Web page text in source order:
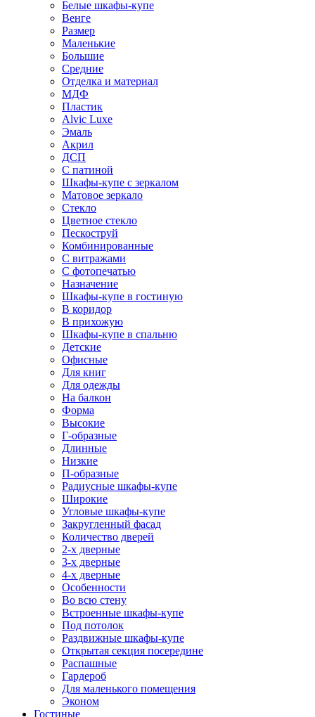
Белые шкафы-купе
Венге
Размер
Маленькие
Большие
Средние
Отделка и материал
МДФ
Пластик
Alvic Luxe
Эмаль
Акрил
ДСП
С патиной
Шкафы-купе с зеркалом
Матовое зеркало
Стекло
Цветное стекло
Пескоструй
Комбинированные
С витражами
С фотопечатью
Назначение
Шкафы-купе в гостиную
В коридор
В прихожую
Шкафы-купе в спальню
Детские
Офисные
Для книг
Для одежды
На балкон
Форма
Высокие
Г-образные
Длинные
Низкие
П-образные
Радиусные шкафы-купе
Широкие
Угловые шкафы-купе
Закругленный фасад
Количество дверей
2-х дверные
3-х дверные
4-х дверные
Особенности
Во всю стену
Встроенные шкафы-купе
Под потолок
Раздвижные шкафы-купе
Открытая секция посередине
Распашные
Гардероб
Для маленького помещения
Эконом
Гостиные